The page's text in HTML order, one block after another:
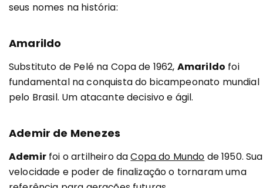
seus nomes na história:
Amarildo
Substituto de Pelé na Copa de 1962, Amarildo foi
fundamental na conquista do bicampeonato mundial
pelo Brasil. Um atacante decisivo e ágil.
Ademir de Menezes
Ademirfoi o artilheiro daCopa do Mundo de 1950. Sua
velocidade e poder de finalização o tornaram uma